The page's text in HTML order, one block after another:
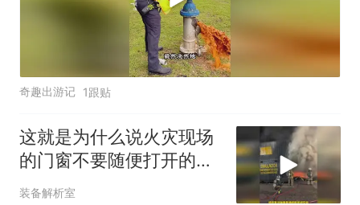
奇趣出游记 1跟贴
这就是为什么说火灾现场
的门窗不要随便打开的原
因 #火灾 #消防员
装备解析室